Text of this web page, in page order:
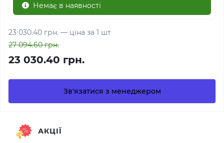
Немає в наявності
23 030.40 грн. — ціна за 1 шт
27 094.60 грн.
23 030.40 грн.
Зв'язатися з менеджером
АКЦІЇ